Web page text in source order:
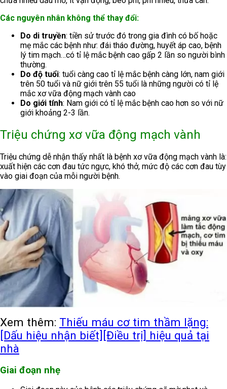
Các nguyên nhân không thể thay đổi:
Do di truyền: tiền sử trước đó trong gia đình có bố hoặc
mẹ mắc các bệnh như: đái tháo đường, huyết áp cao, bệnh
lý tim mạch…có tỉ lệ mắc bệnh cao gấp 2 lần so người bình
thường.
Do độ tuổi: tuổi càng cao tỉ lệ mắc bệnh càng lớn, nam giới
trên 50 tuổi và nữ giới trên 55 tuổi là những người có tỉ lệ
mắc xơ vữa động mạch vành cao
Do giới tính: Nam giới có tỉ lệ mắc bệnh cao hơn so với nữ
giới khoảng 2-3 lần.
Triệu chứng xơ vữa động mạch vành
Triệu chứng dễ nhận thấy nhất là bệnh xơ vữa động mạch vành là:
xuất hiện các cơn đau tức ngực, khó thở, mức độ các cơn đau tùy
vào giai đoạn của mỗi người bệnh.
Xem thêm: Thiếu máu cơ tim thầm lặng:
[Dấu hiệu nhận biết][Điều trị] hiệu quả tại
nhà
Giai đoạn nhẹ